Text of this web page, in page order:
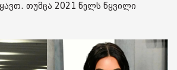
თუმცა 2021 წელს წყვილი